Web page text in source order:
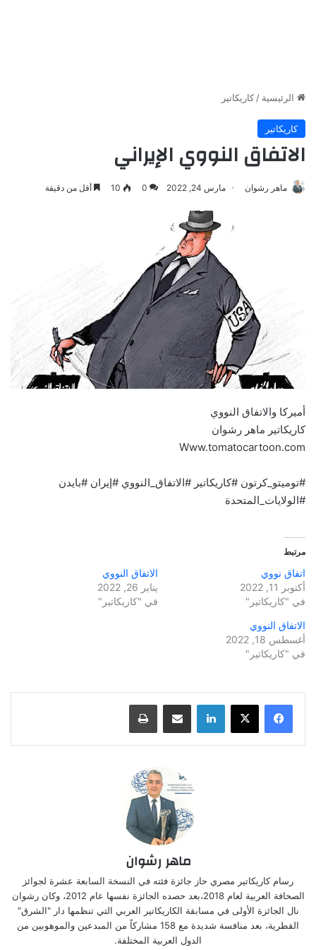
الرئيسية / كاريكاتير
كاريكاتير
الاتفاق النووي الإيراني
ماهر رشوان مارس 24, 2022 0
10 أقل من دقيقة
أميركا والاتفاق النووي
كاريكاتير ماهر رشوان
Www.tomatocartoon.com
#توميتو_كرتون #كاريكاتير #الاتفاق_النووي #إيران #بايدن
#الولايات_المتحدة
مرتبط
اتفاق نووي
أكتوبر 11, 2022
في "كاريكاتير"
الاتفاق النووي
يناير 26, 2022
في "كاريكاتير"
الاتفاق النووي
أغسطس 18, 2022
في "كاريكاتير"
لينكدإن مشاركة عبر البريد طباعة
ماهر رشوان
رسام كاريكاتير مصري حاز جائزة فئته في النسخة السابعة عشرة لجوائز
الصحافة العربية لعام 2018،بعد حصده الجائزة نفسها عام 2012، وكان رشوان
نال الجائزة الأولى في مسابقة الكاريكاتير العربي التي تنظمها دار "الشرق"
القطرية، بعد منافسة شديدة مع 158 مشاركاً من المبدعين والموهوبين من
الدول العربية المختلفة.